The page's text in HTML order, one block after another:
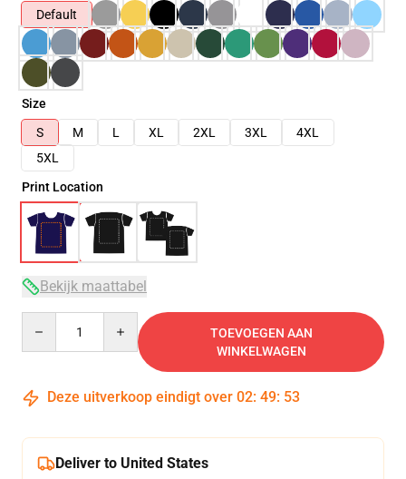
Default
Size
S
M L XL 2XL 3XL
4XL
5XL
Print Location
Bekijk maattabel
TOEVOEGEN AAN
WINKELWAGEN
Deze uitverkoop eindigt over 02: 49: 52
Deliver to United States